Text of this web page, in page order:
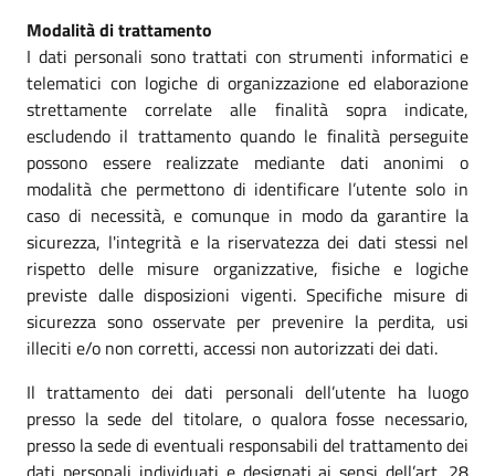
Modalità di trattamento
I dati personali sono trattati con strumenti informatici e
telematici con logiche di organizzazione ed elaborazione
strettamente correlate alle finalità sopra indicate,
escludendo il trattamento quando le finalità perseguite
possono essere realizzate mediante dati anonimi o
modalità che permettono di identificare l’utente solo in
caso di necessità, e comunque in modo da garantire la
sicurezza, l'integrità e la riservatezza dei dati stessi nel
rispetto delle misure organizzative, fisiche e logiche
previste dalle disposizioni vigenti. Specifiche misure di
sicurezza sono osservate per prevenire la perdita, usi
illeciti e/o non corretti, accessi non autorizzati dei dati.
Il trattamento dei dati personali dell’utente ha luogo
presso la sede del titolare, o qualora fosse necessario,
presso la sede di eventuali responsabili del trattamento dei